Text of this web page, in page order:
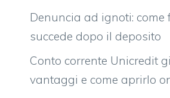
Denuncia ad ignoti: come
succede dopo il deposito
Conto corrente Unicredit
vantaggi e come aprirlo